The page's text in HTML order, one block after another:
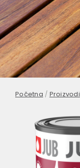
Početna / Proizvodi